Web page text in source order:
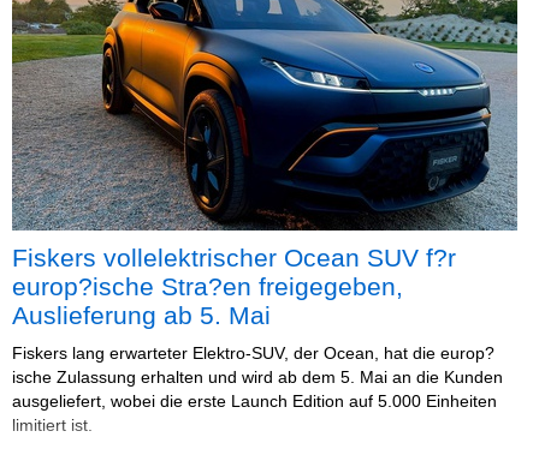
Fiskers vollelektrischer Ocean SUV f?r
europ?ische Stra?en freigegeben,
Auslieferung ab 5. Mai
Fiskers lang erwarteter Elektro-SUV, der Ocean, hat die europ?
ische Zulassung erhalten und wird ab dem 5. Mai an die Kunden
ausgeliefert, wobei die erste Launch Edition auf 5.000 Einheiten
limitiert ist.